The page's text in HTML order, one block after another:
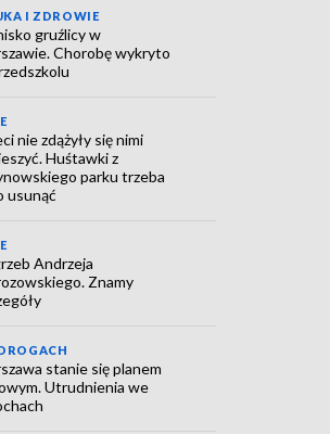
I ZDROWIE
gruźlicy w
Chorobę wykryto
nie zdążyły się nimi
Huśtawki z
parku trzeba
usunąć
Andrzeja
Znamy
stanie się planem
Utrudnienia we